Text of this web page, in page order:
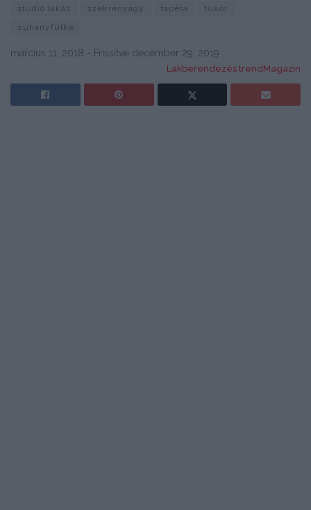
stúdió lakás
szekrényágy tapéta
tükör
zuhanyfülke
március 11, 2018 - Frissítve december 29, 2019
Lakberendezés trendMagazin